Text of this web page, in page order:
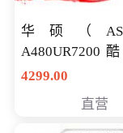
华硕（
A480UR7200
薄学生办公游
NV930-2G独
4299.00
直营